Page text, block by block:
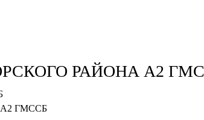
РАЙОНА А2
А2 ГМССБ